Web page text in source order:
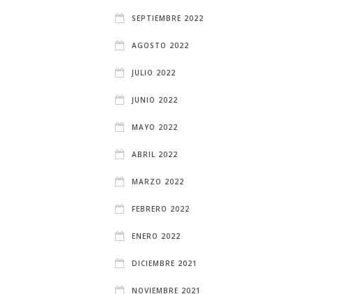
SEPTIEMBRE 2022
AGOSTO 2022
JULIO 2022
JUNIO 2022
MAYO 2022
ABRIL 2022
MARZO 2022
FEBRERO 2022
ENERO 2022
DICIEMBRE 2021
NOVIEMBRE 2021